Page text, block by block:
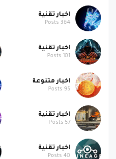
اخبار تقنية
364
اخبار تقنية
101
اخبار متنوعة
95
اخبار تقنية
57
اخبار تقنية
40